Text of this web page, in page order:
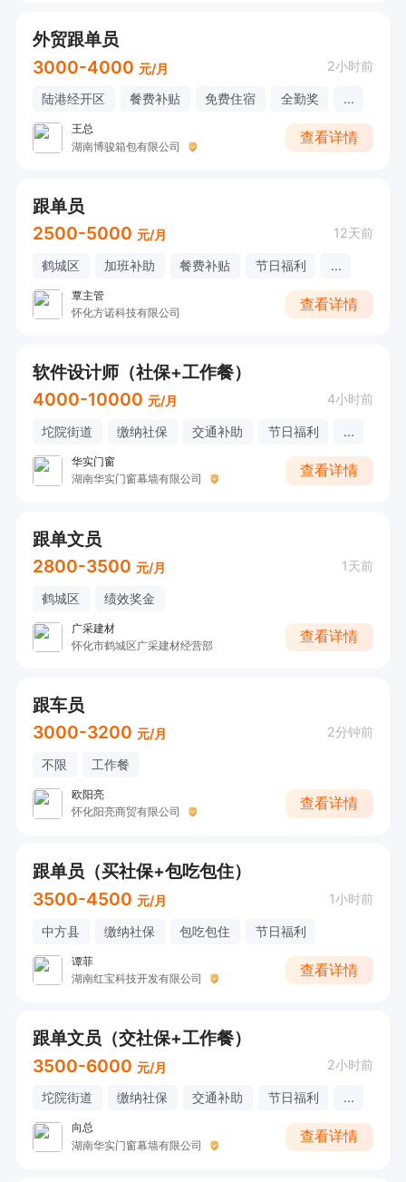
外贸跟单员
3000-4000 元/月 2小时前
陆港经开区 餐费补贴 免费住宿 全勤奖 ...
王总
湖南博骏箱包有限公司
查看详情
跟单员
2500-5000 元/月 12天前
鹤城区 加班补助 餐费补贴 节日福利 ...
覃主管
怀化方诺科技有限公司
查看详情
软件设计师（社保+工作餐）
4000-10000 元/月 4小时前
坨院街道 缴纳社保 交通补助 节日福利 ...
华实门窗
湖南华实门窗幕墙有限公司
查看详情
跟单文员
2800-3500 元/月 1天前
鹤城区 绩效奖金
广采建材
怀化市鹤城区广采建材经营部
查看详情
跟车员
3000-3200 元/月 2分钟前
不限 工作餐
欧阳亮
怀化阳亮商贸有限公司
查看详情
跟单员（买社保+包吃包住）
3500-4500 元/月 1小时前
中方县 缴纳社保 包吃包住 节日福利
谭菲
湖南红宝科技开发有限公司
查看详情
跟单文员（交社保+工作餐）
3500-6000 元/月 2小时前
坨院街道 缴纳社保 交通补助 节日福利 ...
向总
湖南华实门窗幕墙有限公司
查看详情